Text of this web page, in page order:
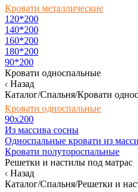
Кровати металлические
120*200
140*200
160*200
180*200
90*200
Кровати односпальные
Назад
Каталог/Спальня/Кровати
Кровати односпальные
90х200
Из массива сосны
Односпальные кровати из
Кровати полутороспальные
Решетки и настилы под матрас
Назад
Каталог/Спальня/Решетки и